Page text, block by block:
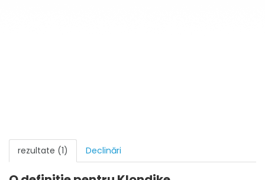
rezultate (1) Declinări